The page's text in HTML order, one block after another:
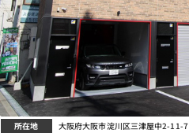
所在地 大阪府大阪市淀川区三津屋中2-11-7